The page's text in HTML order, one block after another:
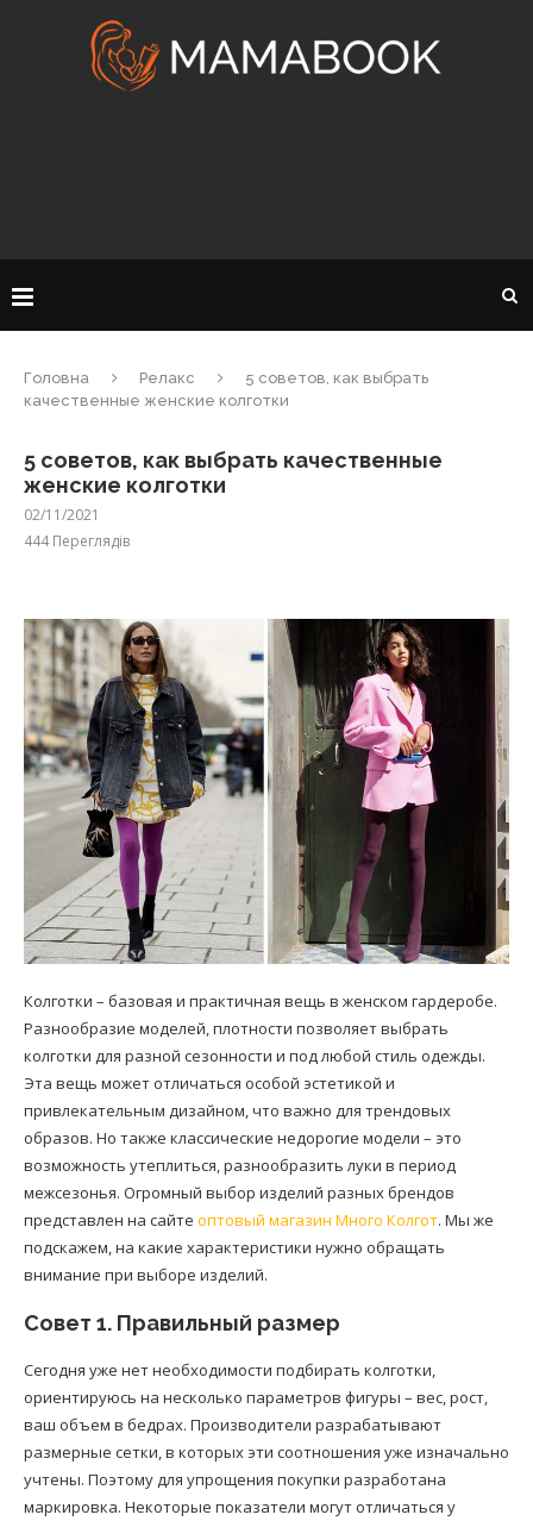
Головна Релакс
5 советов, как выбрать
качественные женские колготки
5 советов, как выбрать качественные
женские колготки
02/11/2021
444Переглядів
Колготки – базовая и практичная вещь в женском гардеробе.
Разнообразие моделей, плотности позволяет выбрать
колготки для разной сезонности и под любой стиль одежды.
Эта вещь может отличаться особой эстетикой и
привлекательным дизайном, что важно для трендовых
образов. Но также классические недорогие модели – это
возможность утеплиться, разнообразить луки в период
межсезонья. Огромный выбор изделий разных брендов
представлен на сайте оптовый магазин Много Колгот. Мы же
подскажем, на какие характеристики нужно обращать
внимание при выборе изделий.
Совет 1. Правильный размер
Сегодня уже нет необходимости подбирать колготки,
ориентируюсь на несколько параметров фигуры – вес, рост,
ваш объем в бедрах. Производители разрабатывают
размерные сетки, в которых эти соотношения уже изначально
учтены. Поэтому для упрощения покупки разработана
маркировка. Некоторые показатели могут отличаться у